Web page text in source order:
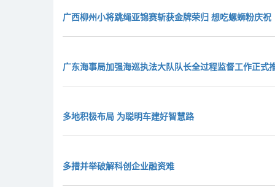
广西柳州小将跳绳亚锦赛斩获金牌荣归 想吃螺蛳粉庆祝
广东海事局加强海巡执法大队队长全过程监督工作正式
多地积极布局 为聪明车建好智慧路
多措并举破解科创企业融资难